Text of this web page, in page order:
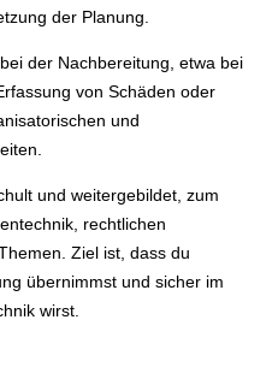
der Planung.
der Nachbereitung, etwa bei
von Schäden oder
und
und weitergebildet, zum
rechtlichen
Ziel ist, dass du
übernimmst und sicher im
wirst.